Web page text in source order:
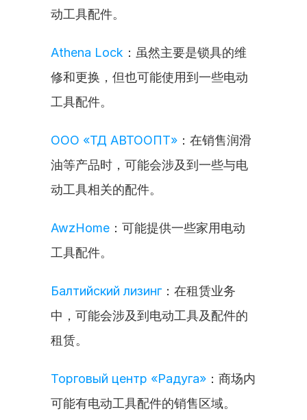
动工具配件。
Athena Lock ：虽然主要是锁具的维
修和更换，但也可能使用到一些电动
工具配件。
ООО «ТД АВТООПТ» ：在销售润滑
油等产品时，可能会涉及到一些与电
动工具相关的配件。
AwzHome ：可能提供一些家用电动
工具配件。
Балтийский лизинг：在租赁业务
中，可能会涉及到电动工具及配件的
租赁。
Торговый центр «Радуга» ：商场内
可能有电动工具配件的销售区域。